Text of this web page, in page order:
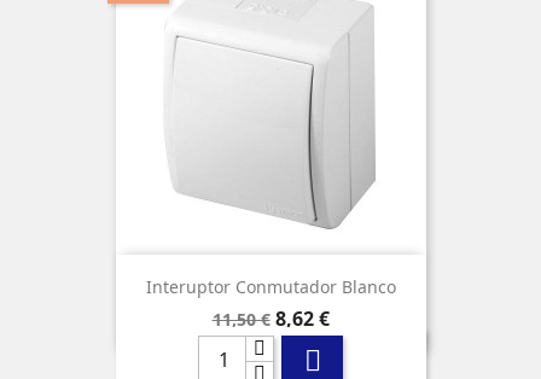
Interuptor Conmutador Blanco
Precio
base
11,50 € Precio
8,62 €
